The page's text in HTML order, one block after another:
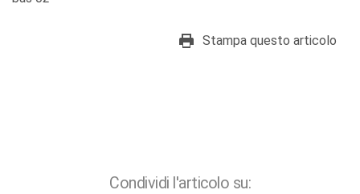
Stampa questo articolo
Condividi l'articolo su: